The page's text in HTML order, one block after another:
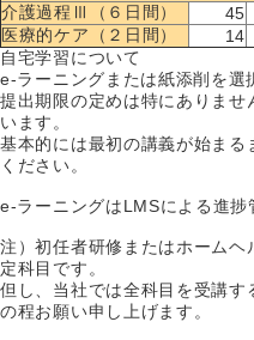
介護過程Ⅲ（６日間）
45
医療的ケア（２日間）
14
自宅学習について
e-ラーニングまたは紙添削を選
提出期限の定めは特にありま
います。
基本的には最初の講義が始ま
ください。
e-ラーニングはLMSによる進捗
注）初任者研修またはホーム
定科目です。
但し、当社では全科目を受講
の程お願い申し上げます。